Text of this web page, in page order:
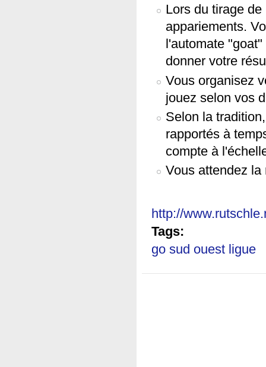
Lors du tirage
appariements.
l'automate
donner votre
Vous organisez
jouez selon vos
Selon la
rapportés à
compte à
Vous attendez
http://
Tags:
go sud ouest ligue